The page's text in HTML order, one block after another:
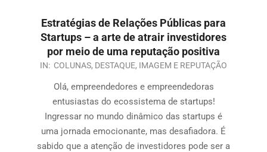
Estratégias de Relações Públicas para
Startups – a arte de atrair investidores
por meio de uma reputação positiva
IN: COLUNAS, DESTAQUE, IMAGEM E REPUTAÇÃO
Olá, empreendedores e empreendedoras
entusiastas do ecossistema de startups!
Ingressar no mundo dinâmico das startups é
uma jornada emocionante, mas desafiadora. É
sabido que a atenção de investidores pode ser a